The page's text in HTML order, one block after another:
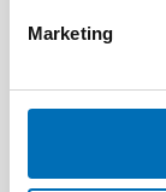
Marketing
OLDER ADULTS
Age-friendly